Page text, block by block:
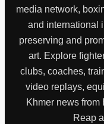
media network,
and international
preserving and
art. Explore
clubs, coaches,
video replays,
Khmer news
Reap